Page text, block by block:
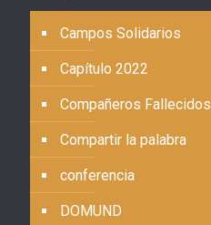
Campos Solidarios
Capítulo 2022
Compañeros Fallecidos
Compartir la palabra
conferencia
DOMUND